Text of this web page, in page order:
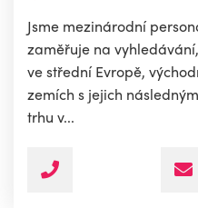
Jsme mezinárodní
zaměřuje na
ve střední Evropě,
zemích s jejich
trhu v...